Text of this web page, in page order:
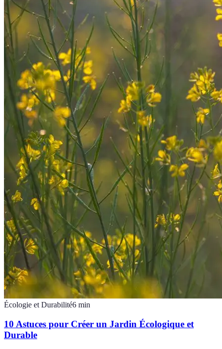
Écologie et Durabilité6 min
10 Astuces pour Créer un Jardin Écologique et
Durable